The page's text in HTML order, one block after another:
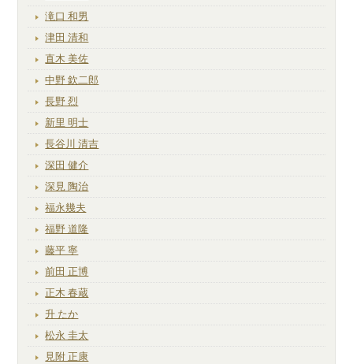
滝口 和男
津田 清和
直木 美佐
中野 欽二郎
長野 烈
新里 明士
長谷川 清吉
深田 健介
深見 陶治
福永幾夫
福野 道隆
藤平 寧
前田 正博
正木 春蔵
升 たか
松永 圭太
見附 正康